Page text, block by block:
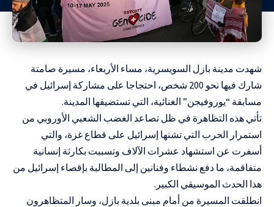
شهدت مدينة بازل السويسرية، مساء الأربعاء، مسيرة صامتة
شارك فيها نحو 200 شخص، احتجاجا على مشاركة إسرائيل في
مسابقة “يوروفيجن” الغنائية، التي تستضيفها المدينة.
تأتي هذه التظاهرة في ظل تصاعد الغضب الشعبي الأوروبي من
استمرار الحرب التي تشنها إسرائيل على قطاع غزة، والتي
أسفرت عن استشهاد عشرات الآلاف وتسببت بكارثة إنسانية
متفاقمة، ما دفع نشطاء وفنانين إلى المطالبة بإقصاء إسرائيل من
هذا الحدث الموسيقي الكبير.
انطلقت المسيرة من أمام مبنى بلدية بازل، وسار المتظاهرون